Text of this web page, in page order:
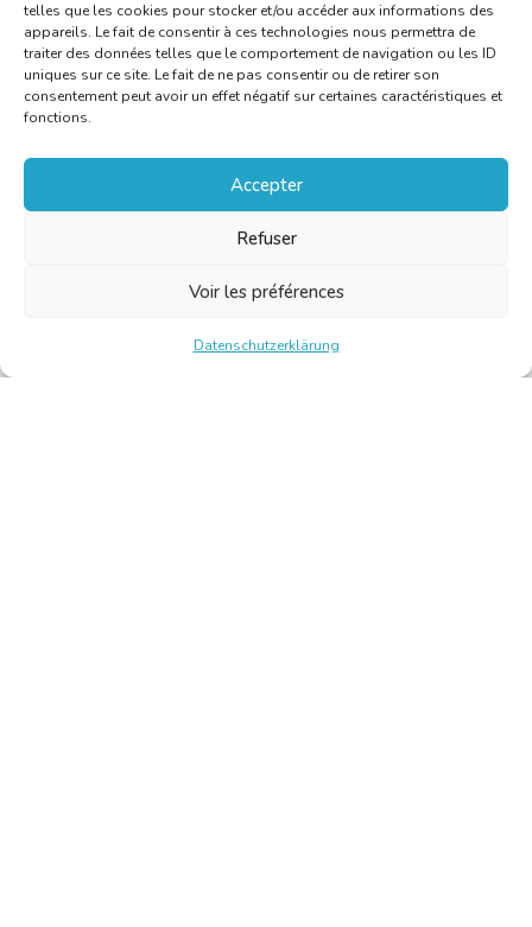
telles que les cookies pour stocker et/ou accéder aux informations des
appareils. Le fait de consentir à ces technologies nous permettra de
traiter des données telles que le comportement de navigation ou les ID
uniques sur ce site. Le fait de ne pas consentir ou de retirer son
consentement peut avoir un effet négatif sur certaines caractéristiques et
fonctions.
Accepter
Refuser
Voir les préférences
Datenschutzerklärung